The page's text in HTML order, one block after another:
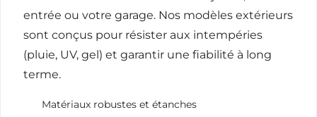
entrée ou votre garage. Nos modèles extérieurs
sont conçus pour résister aux intempéries
(pluie, UV, gel) et garantir une fiabilité à long
terme.
Matériaux robustes et étanches